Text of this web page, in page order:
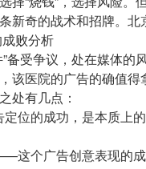
新奇的战术和招牌。北
败分析
受争议，处在媒体的
该医院的广告的确值得
有几点：
的成功，是本质上的
个广告创意表现的成